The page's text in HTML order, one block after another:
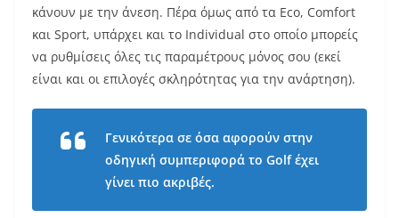
κάνουν με την άνεση. Πέρα όμως από τα Eco, Comfort
και Sport, υπάρχει και το Individual στο οποίο μπορείς
να ρυθμίσεις όλες τις παραμέτρους μόνος σου (εκεί
είναι και οι επιλογές σκληρότητας για την ανάρτηση).
Γενικότερα σε όσα αφορούν στην
οδηγική συμπεριφορά το Golf έχει
γίνει πιο ακριβές.